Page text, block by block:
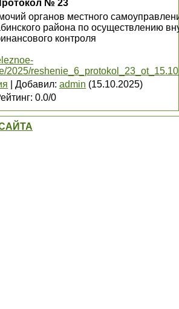
№ 23
органов местного
района по осуществлению
контроля
2025/
Добавил: admin (15.10.2025)
: 0.0/0